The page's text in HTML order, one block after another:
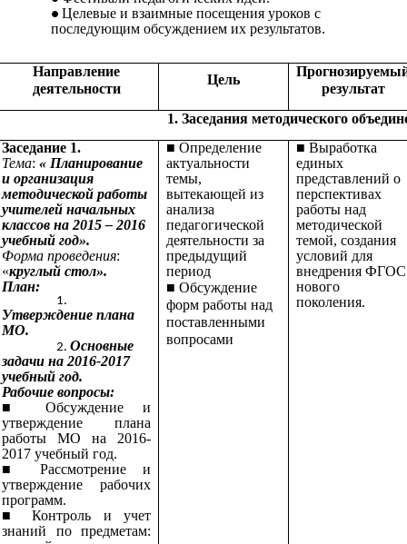
Целевые и взаимные посещения уроков с
последующим обсуждением их результатов.
Направление
деятельности
Цель
результат
1. Заседания методического
Заседание 1.
Тема: « Планирование
и организация
методической работы
учителей начальных
классов на 2015 – 2016
учебный год».
Форма проведения:
«круглый стол».
План:
Утверждение плана
МО.
Основные
задачи на 2016-2017
учебный год.
Рабочие вопросы:
■ Обсуждение и
утверждение плана
работы МО на 2016-
2017 учебный год.
■ Рассмотрение и
утверждение рабочих
программ.
■ Контроль и учет
знаний по предметам:
■ Определение
актуальности
темы,
вытекающей из
анализа
педагогической
деятельности за
предыдущий
период
■ Обсуждение
форм работы над
поставленными
вопросами
■ Выработка
единых
представлений о
перспективах
работы над
методической
темой, создания
условий для
внедрения ФГОС
нового
поколения.